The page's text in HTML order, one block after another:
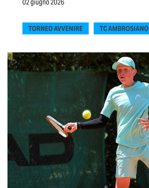
02 giugno 2026
TORNEO AVVENIRE TC AMBROSIANO